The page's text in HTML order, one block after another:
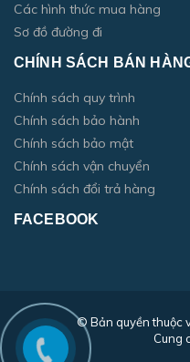
Các hình thức mua hàng
Sơ đồ đường đi
CHÍNH SÁCH BÁN
Chính sách quy trình
Chính sách bảo hành
Chính sách bảo mật
Chính sách vận chuyển
Chính sách đổi trả hàng
FACEBOOK
© Bản quyền thuộc
Cung